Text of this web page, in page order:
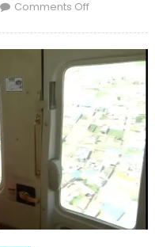
Comments Offon
सहारनपुर
देहरादून
अंबाला
हाईवे
पर
भीषण
सड़क
हादसा
गाड़ी
में